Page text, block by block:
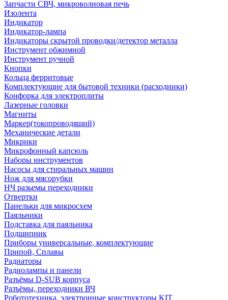
Запчасти СВЧ, микроволновая печь
Изолента
Индикатор
Индикатор-лампа
Индикаторы скрытой проводки/детектор металла
Инструмент обжимной
Инструмент ручной
Кнопки
Кольца ферритовые
Комплектующие для бытовой техники (расходники)
Конфорка для электроплиты
Лазерные головки
Магниты
Маркер(токопроводящий)
Механические детали
Микрики
Микрофонный капсюль
Наборы инструментов
Насосы для стиральных машин
Нож для мясорубки
НЧ разьемы переходники
Отвертки
Панельки для микросхем
Паяльники
Подставка для паяльника
Подшипник
Приборы универсальные, комплектующие
Припой, Сплавы
Радиаторы
Радиолампы и панели
Разъёмы D-SUB корпуса
Разъёмы, переходники ВЧ
Робототехника, электронные конструкторы KIT